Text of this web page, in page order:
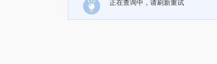
正在查询中，请刷新重试